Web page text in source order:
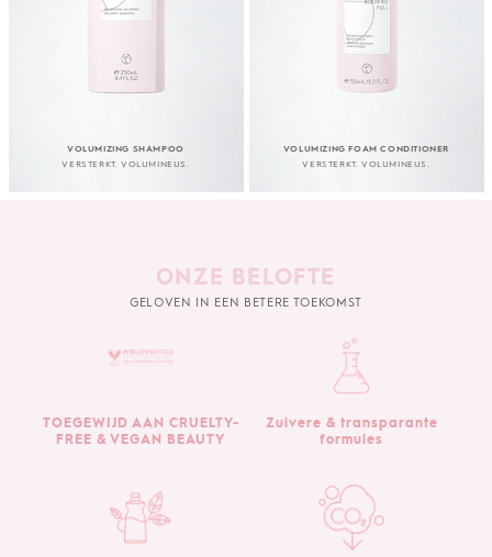
VOLUMIZING SHAMPOO
VERSTERKT. VOLUMINEUS.
VOLUMIZING FOAM CONDITIONER
VERSTERKT. VOLUMINEUS.
ONZE BELOFTE
GELOVEN IN EEN BETERE TOEKOMST
TOEGEWIJD AAN CRUELTY-
FREE & VEGAN BEAUTY
Zuivere & transparante
formules